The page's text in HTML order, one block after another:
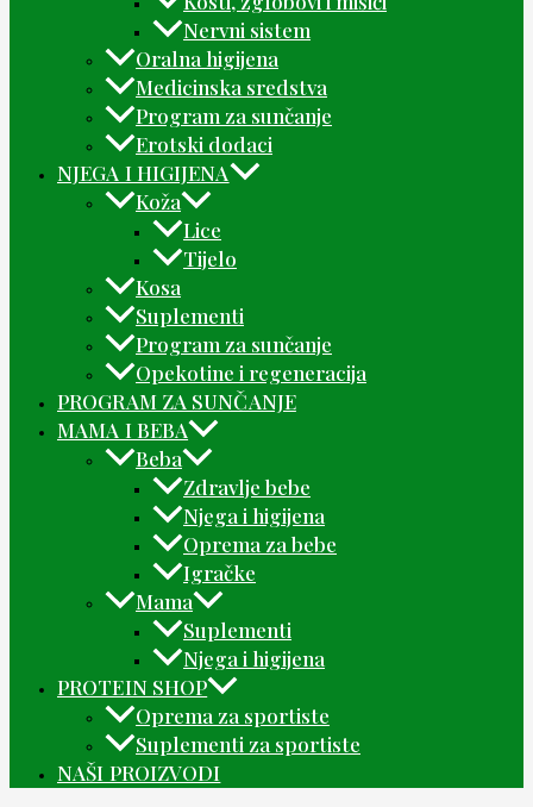
Nervni sistem
Oralna higijena
Medicinska sredstva
Program za sunčanje
Erotski dodaci
NJEGA I HIGIJENA
Koža
Lice
Tijelo
Kosa
Suplementi
Program za sunčanje
Opekotine i regeneracija
PROGRAM ZA SUNČANJE
MAMA I BEBA
Beba
Zdravlje bebe
Njega i higijena
Oprema za bebe
Igračke
Mama
Suplementi
Njega i higijena
PROTEIN SHOP
Oprema za sportiste
Suplementi za sportiste
NAŠI PROIZVODI